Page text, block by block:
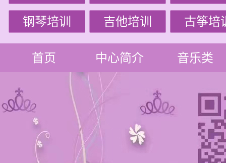
钢琴培训 吉他培训 古筝培
首页 中心简介 音乐类